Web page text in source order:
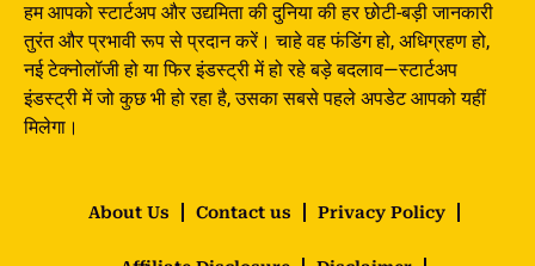
हम आपको स्टार्टअप और उद्यमिता की दुनिया की हर छोटी-बड़ी जानकारी
तुरंत और प्रभावी रूप से प्रदान करें। चाहे वह फंडिंग हो, अधिग्रहण हो,
नई टेक्नोलॉजी हो या फिर इंडस्ट्री में हो रहे बड़े बदलाव—स्टार्टअप
इंडस्ट्री में जो कुछ भी हो रहा है, उसका सबसे पहले अपडेट आपको यहीं
मिलेगा।
About Us Contact us Privacy Policy